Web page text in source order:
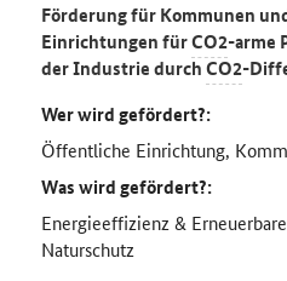
Förderung für Kommunen
EinrichtungenfürCO2-arme
der Industrie durchCO2-
Wer wird gefördert?:
Öffentliche Einrichtung,
Was wird gefördert?:
Energieeffizienz &
Naturschutz